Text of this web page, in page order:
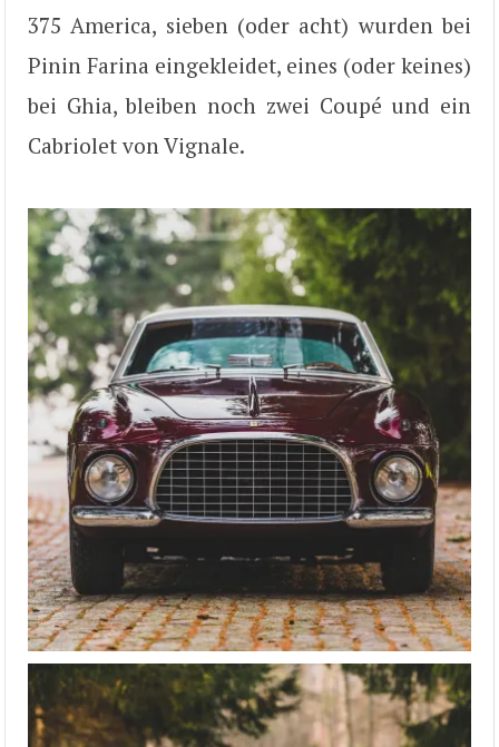
375 America, sieben (oder acht) wurden bei
Pinin Farina eingekleidet, eines (oder keines)
bei Ghia, bleiben noch zwei Coupé und ein
Cabriolet von Vignale.